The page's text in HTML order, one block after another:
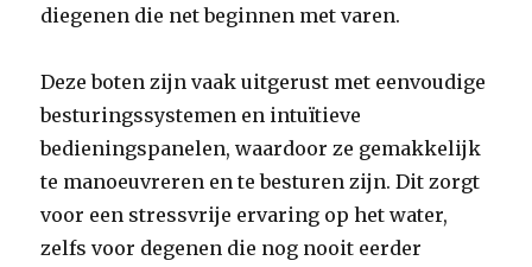
diegenen die net beginnen met varen.
Deze boten zijn vaak uitgerust met eenvoudige
besturingssystemen en intuïtieve
bedieningspanelen, waardoor ze gemakkelijk
te manoeuvreren en te besturen zijn. Dit zorgt
voor een stressvrije ervaring op het water,
zelfs voor degenen die nog nooit eerder